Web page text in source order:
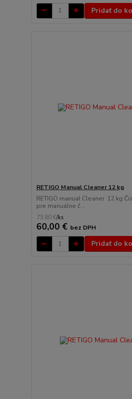
Pridať do
RETIGO Manual Cleaner 12 kg
RETIGO manual Cleaner 12 kg
pre manuálne č...
73,80 €/ks
60,00 € bez DPH
Pridať do